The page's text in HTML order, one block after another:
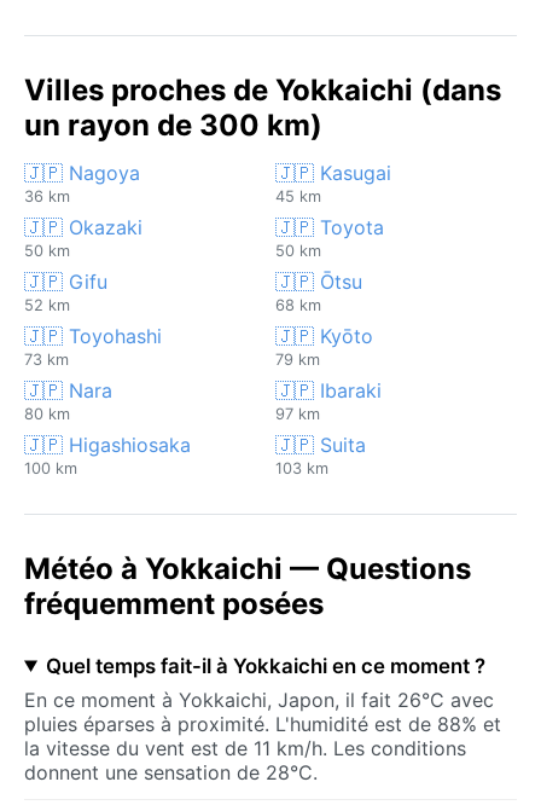
Villes proches de Yokkaichi (dans
un rayon de 300 km)
🇯🇵 Nagoya
36 km
🇯🇵 Kasugai
45 km
🇯🇵 Okazaki
50 km
🇯🇵 Toyota
50 km
🇯🇵 Gifu
52 km
🇯🇵 Ōtsu
68 km
🇯🇵 Toyohashi
73 km
🇯🇵 Kyōto
79 km
🇯🇵 Nara
80 km
🇯🇵 Ibaraki
97 km
🇯🇵 Higashiosaka
100 km
🇯🇵 Suita
103 km
Météo à Yokkaichi — Questions
fréquemment posées
Quel temps fait-il à Yokkaichi en ce moment ?
En ce moment à Yokkaichi, Japon, il fait 26°C avec
pluies éparses à proximité. L'humidité est de 88% et
la vitesse du vent est de 11 km/h. Les conditions
donnent une sensation de 28°C.